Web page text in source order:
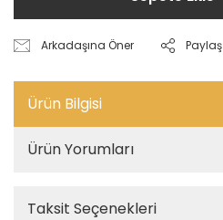
Arkadaşına Öner Paylaş
Ürün Bilgisi
Ürün Yorumları
Taksit Seçenekleri